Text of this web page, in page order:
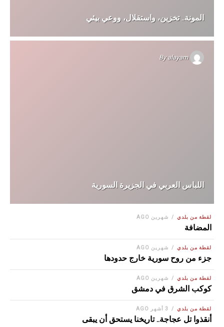
المونة.. تخزين، واستقلال، ووعي بيئي
Byalayam
اللباس العربي في الجزيرة السورية
لقطة من بلدي شهرين AGO
المضافة
لقطة من بلدي شهرين AGO
جزء من روح سورية خارج حدودها
لقطة من بلدي شهرين AGO
كوكب الشرق في دمشق
لقطة من بلدي
أنقذوا تل عجاجة.. تاريخنا يستحق أن يبقى